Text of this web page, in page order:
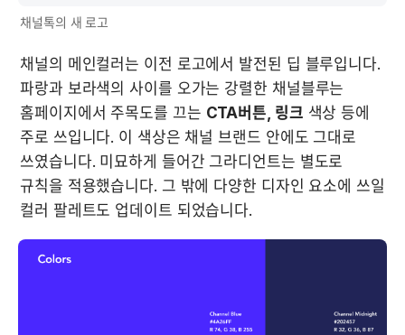
채널톡의 새 로고
채널의 메인컬러는 이전 로고에서 발전된 딥 블루입니다.
파랑과 보라색의 사이를 오가는 강렬한 채널블루는
홈페이지에서 주목도를 끄는 CTA버튼, 링크 색상 등에
주로 쓰입니다. 이 색상은 채널 브랜드 안에도 그대로
쓰였습니다. 미묘하게 들어간 그라디언트는 별도로
규칙을 적용했습니다. 그 밖에 다양한 디자인 요소에 쓰일
컬러 팔레트도 업데이트 되었습니다.